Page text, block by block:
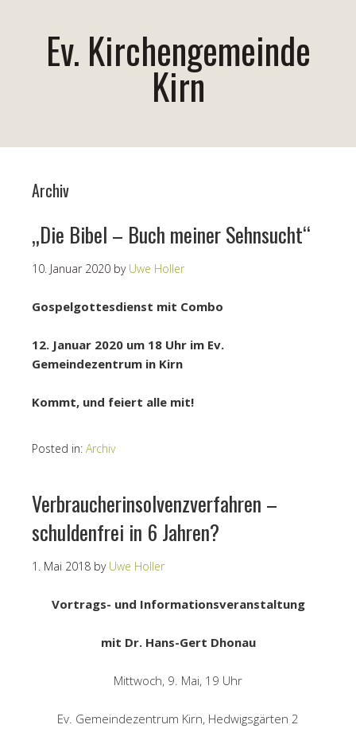
Ev. Kirchengemeinde
Kirn
Archiv
„Die Bibel – Buch meiner Sehnsucht“
10. Januar 2020 by Uwe Holler
Gospelgottesdienst mit Combo
12. Januar 2020 um 18 Uhr im Ev.
Gemeindezentrum in Kirn
Kommt, und feiert alle mit!
Posted in: Archiv
Verbraucherinsolvenzverfahren –
schuldenfrei in 6 Jahren?
1. Mai 2018 by Uwe Holler
Vortrags- und Informationsveranstaltung
mit Dr. Hans-Gert Dhonau
Mittwoch, 9. Mai, 19 Uhr
Ev. Gemeindezentrum Kirn, Hedwigsgärten 2